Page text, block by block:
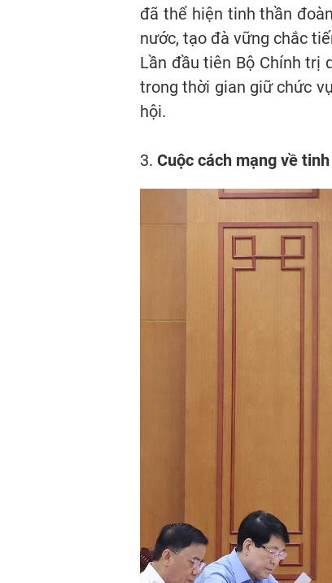
đã thể hiện tinh thần
nước, tạo đà vững chắc
Lần đầu tiên Bộ Chính trị
trong thời gian giữ chức
hội.
3. Cuộc cách mạng về